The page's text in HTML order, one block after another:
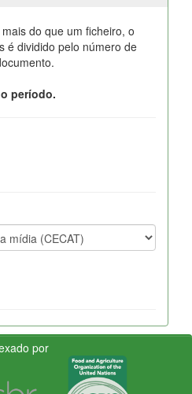
do que um ficheiro, o
é dividido pelo número de
período.
por